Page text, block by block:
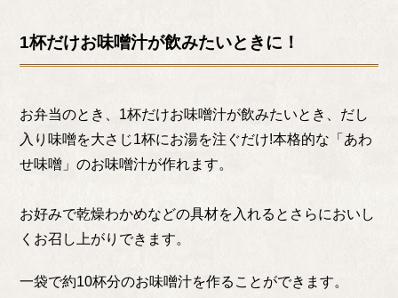
1杯だけお味噌汁が飲みたいときに！
お弁当のとき、1杯だけお味噌汁が飲みたいとき、だし
入り味噌を大さじ1杯にお湯を注ぐだけ!本格的な「あわ
せ味噌」のお味噌汁が作れます。
お好みで乾燥わかめなどの具材を入れるとさらにおいし
くお召し上がりできます。
一袋で約10杯分のお味噌汁を作ることができます。